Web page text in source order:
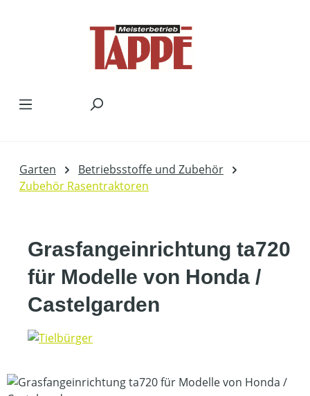
Garten
Betriebsstoffe und Zubehör
Zubehör Rasentraktoren
Grasfangeinrichtung ta720
für Modelle von Honda /
Castelgarden
Bildergalerie überspringen